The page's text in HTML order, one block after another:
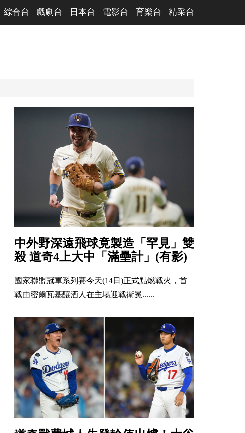
綜合台 戲劇台 日本台 電影台 育樂台 精采台
中外野深遠飛球竟製造「罕見」雙
殺 道奇4上大中「滿壘計」(有影)
國家聯盟冠軍系列賽今天(14日)正式點燃戰火，首
戰由密爾瓦基釀酒人在主場迎戰衛冕......